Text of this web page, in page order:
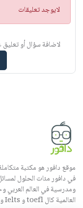
ت
ن
ي
لايوجد تعليقات
لاضافة سؤال أو
موقع دافور هو مكتبة
في دافور مئات الحلول
ومدرسية في العالم العربي
العالمية كال toefl و Ielts و SAT وغيرها الكثير.